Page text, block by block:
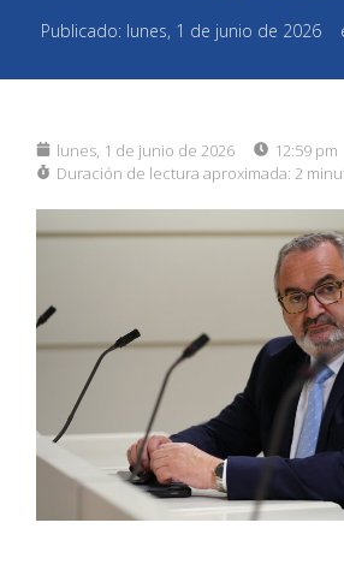
Publicado: lunes, 1 de junio de 2026
lunes, 1 de junio de 2026
12:59 pm
Duración de lectura aproximada: 2